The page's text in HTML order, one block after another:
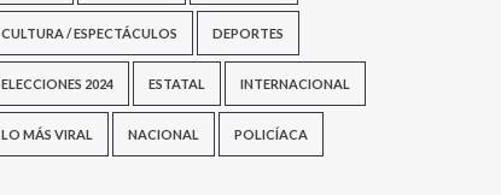
CULTURA / ESPECTÁCULOS DEPORTES
ELECCIONES 2024 ESTATAL INTERNACIONAL
LO MÁS VIRAL NACIONAL POLICÍACA